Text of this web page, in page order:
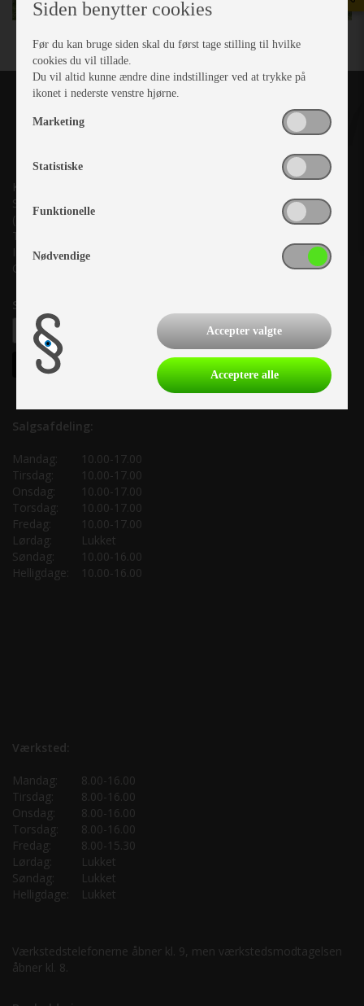
Kronjyllands Camping Center A/S
Suderholmen 10, 8960 Randers SØ
(Lige ud til Grenåvej)
Tlf. +45 87 10 98 70
Info@as-kcc.dk
CVR: 33 38 77 33
Samtykke til nyhedsbrev
Salgsafdeling:
Mandag:
10.00-17.00
Tirsdag:
10.00-17.00
Onsdag:
10.00-17.00
Torsdag:
10.00-17.00
Fredag:
10.00-17.00
Lørdag:
Lukket
Søndag:
10.00-16.00
Helligdage:
10.00-16.00
Værksted:
Mandag:
8.00-16.00
Tirsdag:
8.00-16.00
Onsdag:
8.00-16.00
Torsdag:
8.00-16.00
Fredag:
8.00-15.30
Lørdag:
Lukket
Søndag:
Lukket
Helligdage:
Lukket
Værkstedstelefonerne åbner kl. 9, men værkstedsmodtagelsen
åbner kl. 8.
Siden benytter cookies
Før du kan bruge siden skal du først tage stilling til hvilke
cookies du vil tillade.
Du vil altid kunne ændre dine indstillinger ved at trykke på
ikonet i nederste venstre hjørne.
Marketing
Statistiske
Funktionelle
Nødvendige
Accepter valgte
Acceptere alle